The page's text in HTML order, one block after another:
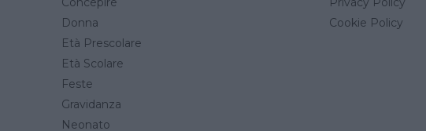
Donna
Età Prescolare
Età Scolare
Feste
Gravidanza
Neonato
Cookie Policy